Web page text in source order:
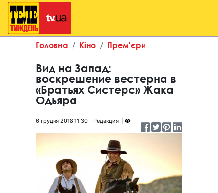
Головна Кіно Прем'єри
Вид на Запад:
воскрешение вестерна в
«Братьях Систерс» Жака
Одьяра
6 грудня 2018 11:30 Редакция